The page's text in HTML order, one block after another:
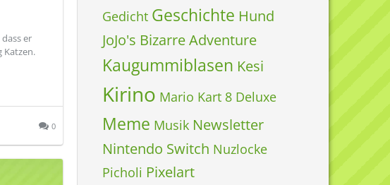
er
Katzen.
0
Gedicht Geschichte Hund
JoJo's Bizarre Adventure
Kaugummiblasen Kesi
Kirino Mario Kart 8 Deluxe
Meme Musik Newsletter
Nintendo Switch Nuzlocke
Picholi Pixelart